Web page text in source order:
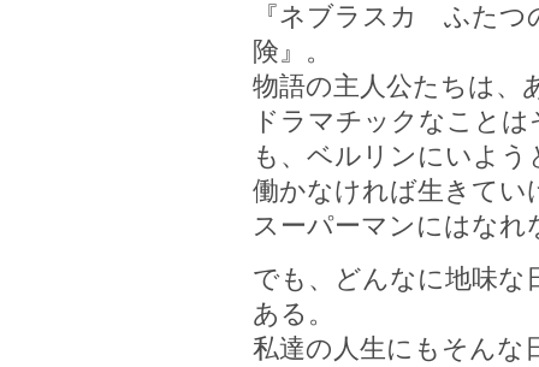
『ネブラスカ ふたつ
険』。
物語の主人公たちは、
ドラマチックなこと
も、ベルリンにいよう
働かなければ生きてい
スーパーマンにはなれ
でも、どんなに地味な
ある。
私達の人生にもそん